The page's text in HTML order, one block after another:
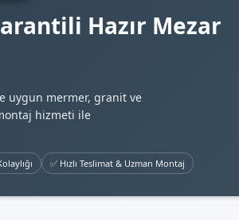
Hazır Mezar
uygun mermer, granit ve
hizmeti ile
✅ Hızlı Teslimat & Uzman Montaj